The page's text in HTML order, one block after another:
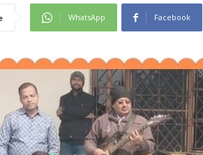
WhatsApp Facebook